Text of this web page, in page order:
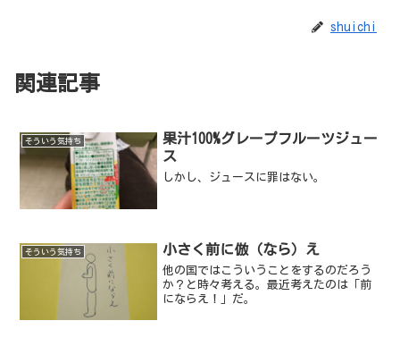
shuichi
関連記事
そういう気持ち
果汁100%グレープフルーツジュー
ス
しかし、ジュースに罪はない。
そういう気持ち 小さく前に倣（なら）え
他の国ではこういうことをするのだろう
か？と時々考える。最近考えたのは「前
にならえ！」だ。